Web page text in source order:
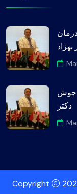
جوش
دکتر
Copyright